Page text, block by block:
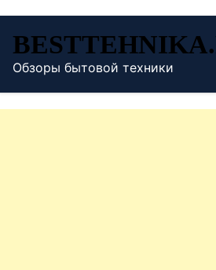
содержимому
Обзоры бытовой техники